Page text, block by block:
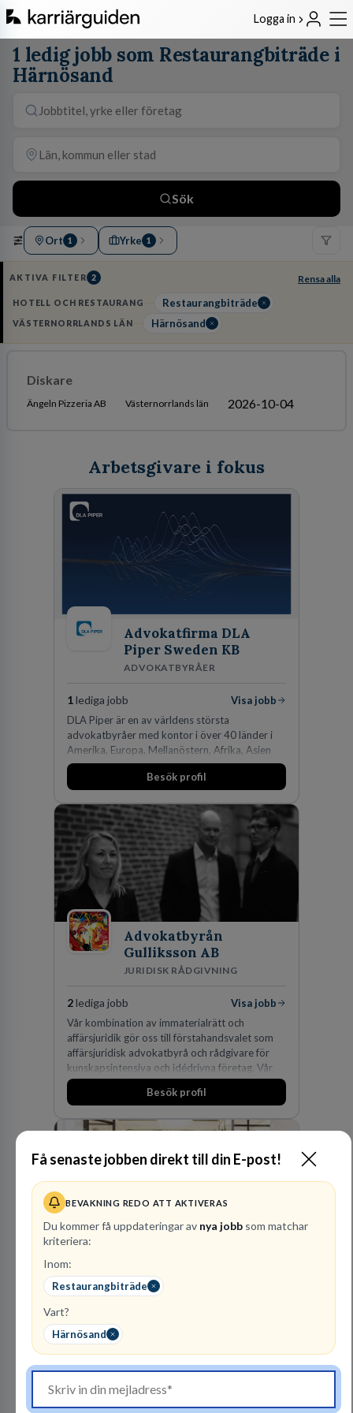
Logga in
Få senaste jobben direkt till din E-post!
BEVAKNING REDO ATT AKTIVERAS
Du kommer få uppdateringar av nya jobb som matchar
kriteriera:
Inom:
Restaurangbiträde
Vart?
Härnösand
1 ledig jobb som Restaurangbiträde i
Härnösand
Sök
Ort 1 Yrke 1
AKTIVA FILTER 2 Rensa alla
HOTELL OCH RESTAURANG Restaurangbiträde
VÄSTERNORRLANDS LÄN Härnösand
Diskare
Ängeln Pizzeria AB Västernorrlands län 2026-10-04
Arbetsgivare i fokus
Advokatfirma DLA
Piper Sweden KB
ADVOKATBYRÅER
1lediga jobb
Visa jobb
DLA Piper är en av världens största
advokatbyråer med kontor i över 40 länder i
Amerika, Europa, Mellanöstern, Afrika, Asien
och Oceanien. Vi är specialister inom
affärsjuridikens alla områden och vi har några
fler än 450 jurister på fem kontor i Stockholm,
Köpenhamn, Århus, Oslo och Helsingfors kan vi
på DLA Piper erbjuda våra klienter en unik,
effektiv och gränsöverskridande nordisk
expertis. På vårt kontor i centrala Stockholm är
vi idag drygt 240 medarbetare.
Besök profil
Advokatbyrån
Gulliksson AB
JURIDISK RÅDGIVNING
2lediga jobb
Visa jobb
Vår kombination av immaterialrätt och
affärsjuridik gör oss till förstahandsvalet som
affärsjuridisk advokatbyrå och rådgivare för
kunskapsintensiva och idédrivna företag. Vår
expertis inom IP-tillgångar har gett oss en
marknadsledande position. Våra klienter väljer
skydda, utveckla och kommersialisera
Besök profil
KOMMUNFINANSIERING
1
Kommuninvest är en medlemsorganisation som
företräder den kommunala sektorn i
Besök profil